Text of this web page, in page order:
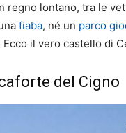
regno lontano, tra le
fiaba, né un parco
Ecco il vero castello di
del Cigno